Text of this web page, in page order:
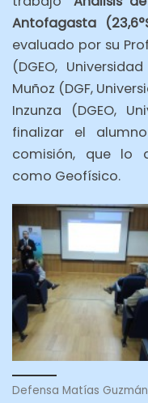
Antofagasta
evaluado por su
(DGEO,
Muñoz (DGF,
Inzunza (DGEO,
finalizar el
comisión, que lo
como Geofísico.
Defensa Matías Guzmán